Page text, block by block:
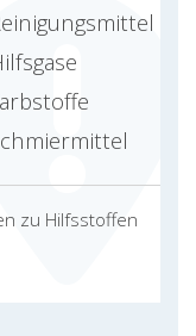
zu Hilfsstoffen